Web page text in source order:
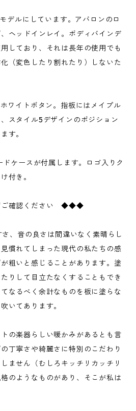
ルにしています。アバロンのロ
ヘッドインレイ。ボディバインデ
しており、それは長年の使用でも
（変色したり割れたり）しないた
ワイトボタン。指板にはメイプル
スタイル5デザインのポジション
す。
ケースが付属します。ロゴ入りク
付き。
確認ください ◆◆◆
、音の良さは間違いなく素晴らし
慣れてしまった現代の私たちの感
粗いと感じることがあります。塗
りして目立たなくすることもでき
なるべく余計なものを板に塗らな
いてあります。
の楽器らしい暖かみがあるとも言
丁寧さや綺麗さに特別のこだわり
ません（むしろキッチリカッチリ
のようなものがあり、そこが私は